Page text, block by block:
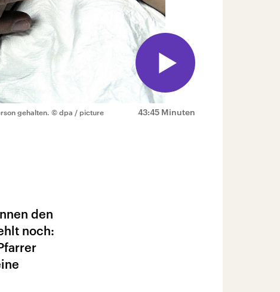
43:45 Minuten
gehalten. © dpa / picture
den
noch: